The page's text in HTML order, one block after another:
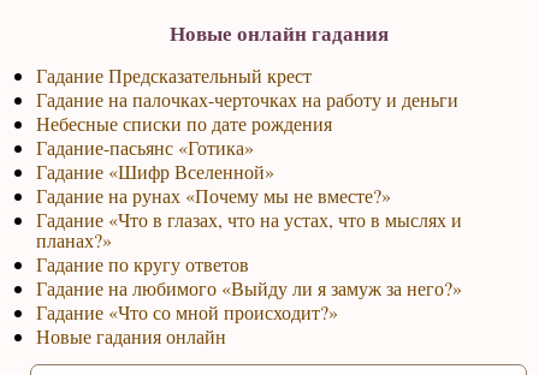
Новые онлайн гадания
Гадание Предсказательный крест
Гадание на палочках-черточках на работу и деньги
Небесные списки по дате рождения
Гадание-пасьянс «Готика»
Гадание «Шифр Вселенной»
Гадание на рунах «Почему мы не вместе?»
Гадание «Что в глазах, что на устах, что в мыслях и
планах?»
Гадание по кругу ответов
Гадание на любимого «Выйду ли я замуж за него?»
Гадание «Что со мной происходит?»
Новые гадания онлайн